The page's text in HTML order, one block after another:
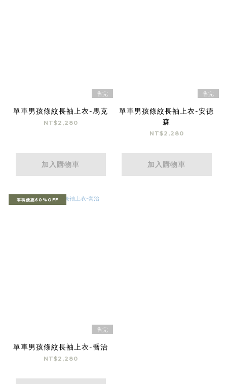
售完
單車男孩條紋長袖上衣-馬克
NT$2,280
加入購物車
售完
單車男孩條紋長袖上衣-安德
森
NT$2,280
加入購物車
零碼優惠60%OFF
售完
單車男孩條紋長袖上衣-喬治
NT$2,280